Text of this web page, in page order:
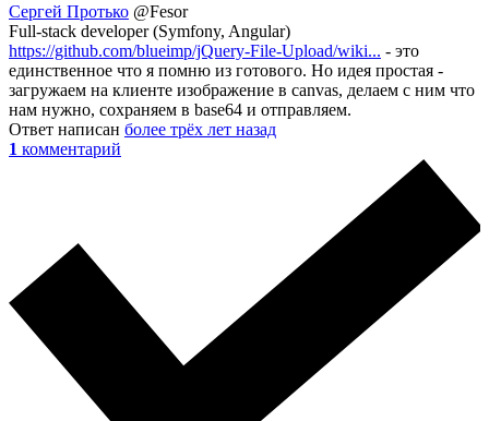
Сергей Протько @Fesor
Full-stack developer (Symfony, Angular)
https://github.com/blueimp/jQuery-File-Upload/wiki... - это
единственное что я помню из готового. Но идея простая -
загружаем на клиенте изображение в canvas, делаем с ним что
нам нужно, сохраняем в base64 и отправляем.
Ответ написан более трёх лет назад
1 комментарий